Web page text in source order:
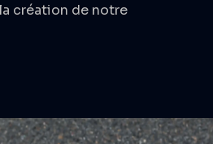
création de notre